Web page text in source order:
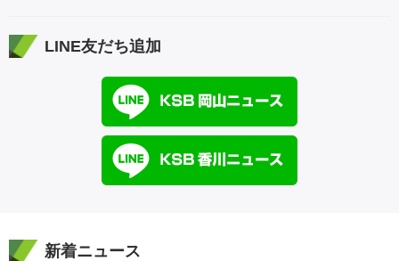
LINE友だち追加
新着ニュース